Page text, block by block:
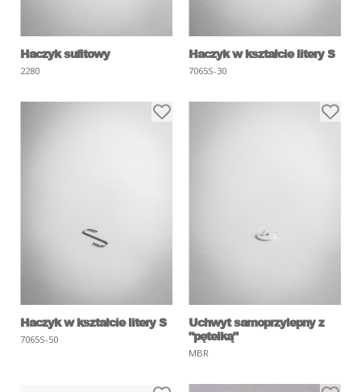
Haczyk sufitowy
2280
Haczyk w kształcie litery S
7065S-30
Haczyk w kształcie litery S
7065S-50
Uchwyt samoprzylepny z
"pętelką"
MBR